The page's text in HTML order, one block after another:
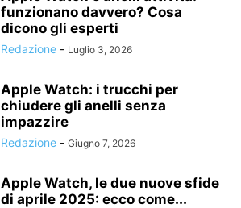
funzionano davvero? Cosa
dicono gli esperti
Redazione - Luglio 3, 2026
Apple Watch: i trucchi per
chiudere gli anelli senza
impazzire
Redazione - Giugno 7, 2026
Apple Watch, le due nuove sfide
di aprile 2025: ecco come...